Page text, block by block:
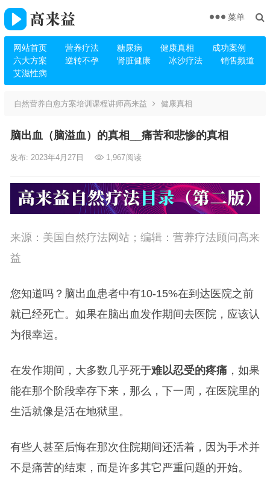
网站首页 营养疗法 糖尿病 健康真相
成功案例
六大方案
逆转不孕 肾脏健康 冰沙疗法
销售频道
艾滋性病
菜单
自然营养自愈方案培训课程讲师高来益 健康真相
脑出血（脑溢血）的真相__痛苦和悲惨的真相
发布: 2023年4月27日 1,967阅读
来源：美国自然疗法网站；编辑：营养疗法顾问高来
益
您知道吗？脑出血患者中有10-15%在到达医院之前
就已经死亡。如果在脑出血发作期间去医院，应该认
为很幸运。
在发作期间，大多数几乎死于难以忍受的疼痛，如果
能在那个阶段幸存下来，那么，下一周，在医院里的
生活就像是活在地狱里。
有些人甚至后悔在那次住院期间还活着，因为手术并
不是痛苦的结束，而是许多其它严重问题的开始。